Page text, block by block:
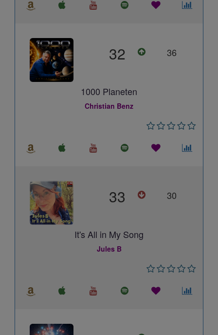
32 36
1000 Planeten
Christian Benz
33 30
It's All in My Song
Jules B